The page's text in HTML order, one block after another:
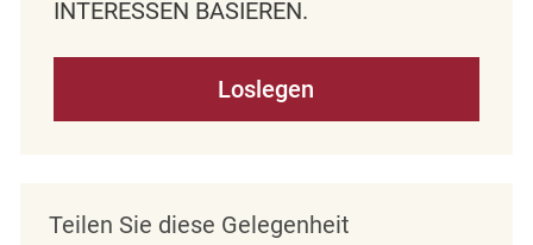
NTERESSEN BASIEREN.
Loslegen
Teilen Sie diese Gelegenheit